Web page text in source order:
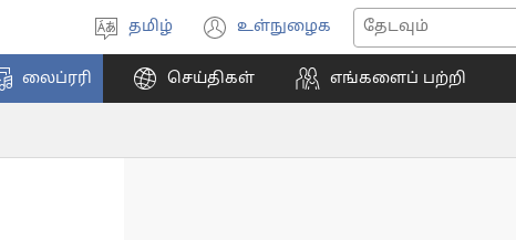
மொழியை
தேர்ந்தெடுங்கள்
தமிழ் உள்நுழைக
(opens
window)
லைப்ரரி செய்திகள் எங்களைப் பற்றி